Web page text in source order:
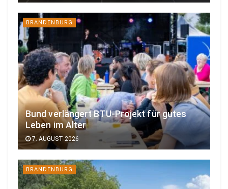
BRANDENBURG
Bund verlängert BTU-Projekt für gutes
Leben im Alter
7. AUGUST 2026
BRANDENBURG